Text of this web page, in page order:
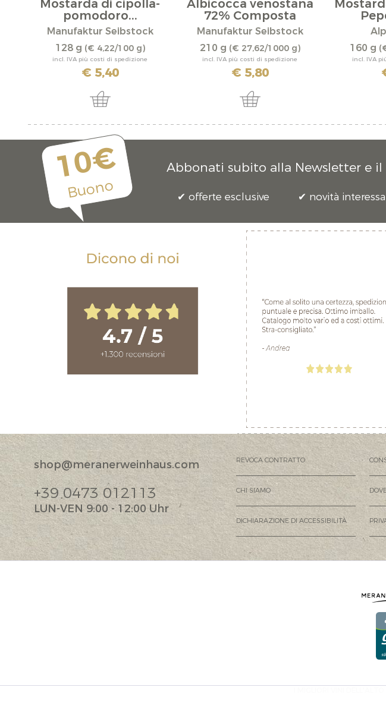
Mostarda di cipolla-
pomodoro...
Manufaktur Seibstock
128 g (€ 4,22/100 g)
incl. IVA più costi di spedizione
€ 5,40
Albicocca venostana
72% Composta
Manufaktur Seibstock
210 g (€ 27,62/1000 g)
incl. IVA più costi di spedizione
€ 5,80
160 g
incl. IVA
10€
Buono
Abbonati subito alla Newsletter e il
offerte esclusive novità
shop@meranerweinhaus.com
+39 0473 012113
LUN-VEN 9:00 - 12:00 Uhr
REVOCA CONTRATTO
CHI SIAMO
DICHIARAZIONE DI ACCESSIBILITÀ